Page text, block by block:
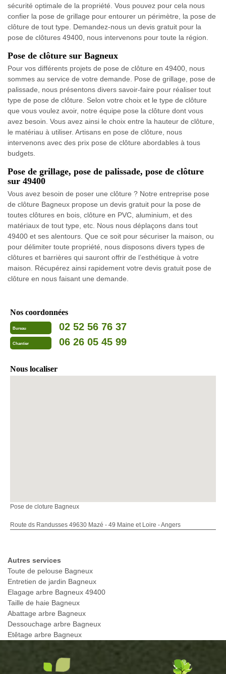
sécurité optimale de la propriété. Vous pouvez pour cela nous
confier la pose de grillage pour entourer un périmètre, la pose de
clôture de tout type. Demandez-nous un devis gratuit pour la
pose de clôtures 49400, nous intervenons pour toute la région.
Pose de clôture sur Bagneux
Pour vos différents projets de pose de clôture en 49400, nous
sommes au service de votre demande. Pose de grillage, pose de
palissade, nous présentons divers savoir-faire pour réaliser tout
type de pose de clôture. Selon votre choix et le type de clôture
que vous voulez avoir, notre équipe pose la clôture dont vous
avez besoin. Vous avez ainsi le choix entre la hauteur de clôture,
le matériau à utiliser. Artisans en pose de clôture, nous
intervenons avec des prix pose de clôture abordables à tous
budgets.
Pose de grillage, pose de palissade, pose de clôture
sur 49400
Vous avez besoin de poser une clôture ? Notre entreprise pose
de clôture Bagneux propose un devis gratuit pour la pose de
toutes clôtures en bois, clôture en PVC, aluminium, et des
matériaux de tout type, etc. Nous nous déplaçons dans tout
49400 et ses alentours. Que ce soit pour sécuriser la maison, ou
pour délimiter toute propriété, nous disposons divers types de
clôtures et barrières qui sauront offrir de l’esthétique à votre
maison. Récupérez ainsi rapidement votre devis gratuit pose de
clôture en nous faisant une demande.
Nos coordonnées
Bureau 02 52 56 76 37
Chantier 06 26 05 45 99
Nous localiser
Pose de cloture Bagneux
Route ds Randusses 49630 Mazé - 49 Maine et Loire - Angers
Autres services
Toute de pelouse Bagneux
Entretien de jardin Bagneux
Elagage arbre Bagneux 49400
Taille de haie Bagneux
Abattage arbre Bagneux
Dessouchage arbre Bagneux
Etêtage arbre Bagneux